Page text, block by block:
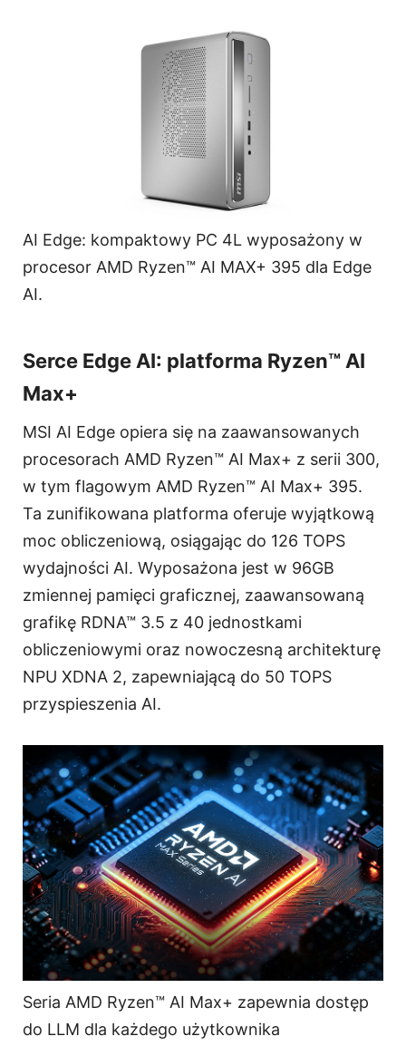
AI Edge: kompaktowy PC 4L wyposażony w
procesor AMD Ryzen™ AI MAX+ 395 dla Edge
AI.
Serce Edge AI: platforma Ryzen™ AI
Max+
MSI AI Edge opiera się na zaawansowanych
procesorach AMD Ryzen™ AI Max+ z serii 300,
w tym flagowym AMD Ryzen™ AI Max+ 395.
Ta zunifikowana platforma oferuje wyjątkową
moc obliczeniową, osiągając do 126 TOPS
wydajności AI. Wyposażona jest w 96GB
zmiennej pamięci graficznej, zaawansowaną
grafikę RDNA™ 3.5 z 40 jednostkami
obliczeniowymi oraz nowoczesną architekturę
NPU XDNA 2, zapewniającą do 50 TOPS
przyspieszenia AI.
Seria AMD Ryzen™ AI Max+ zapewnia dostęp
do LLM dla każdego użytkownika